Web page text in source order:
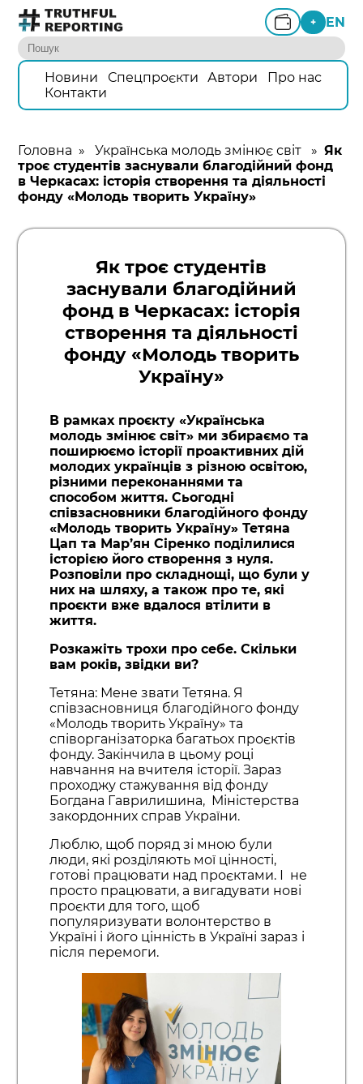
+ EN
Новини Спецпроєкти Автори
Про нас
Контакти
Головна »Українська молодь змінює світ »Як
троє студентів заснували благодійний фонд
в Черкасах: історія створення та діяльності
фонду «Молодь творить Україну»
Як троє студентів
заснували благодійний
фонд в Черкасах: історія
створення та діяльності
фонду «Молодь творить
Україну»
В рамках проєкту «Українська
молодь змінює світ» ми збираємо та
поширюємо історії проактивних дій
молодих українців з різною освітою,
різними переконаннями та
способом життя. Сьогодні
співзасновники благодійного фонду
«Молодь творить Україну» Тетяна
Цап та Мар’ян Сіренко поділилися
історією його створення з нуля.
Розповіли про складнощі, що були у
них на шляху, а також про те, які
проєкти вже вдалося втілити в
життя.
Розкажіть трохи про себе. Скільки
вам років, звідки ви?
Тетяна: Мене звати Тетяна. Я
співзасновниця благодійного фонду
«Молодь творить Україну» та
співорганізаторка багатьох проєктів
фонду. Закінчила в цьому році
навчання на вчителя історії. Зараз
проходжу стажування від фонду
Богдана Гаврилишина, Міністерства
закордонних справ України.
Люблю, щоб поряд зі мною були
люди, які розділяють мої цінності,
готові працювати над проєктами. І не
просто працювати, а вигадувати нові
проєкти для того, щоб
популяризувати волонтерство в
Україні і його цінність в Україні зараз і
після перемоги.